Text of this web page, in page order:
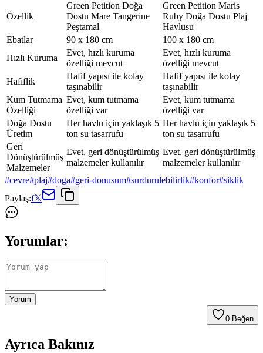
Özellik
Green Petition Doğa
Dostu Mare Tangerine
Peştamal
Green Petition Maris
Ruby Doğa Dostu Plaj
Havlusu
Ebatlar
90 x 180 cm
100 x 180 cm
Hızlı Kuruma
Evet, hızlı kuruma
özelliği mevcut
Evet, hızlı kuruma
özelliği mevcut
Hafiflik
Hafif yapısı ile kolay
taşınabilir
Hafif yapısı ile kolay
taşınabilir
Kum Tutmama
Özelliği
Evet, kum tutmama
özelliği var
Evet, kum tutmama
özelliği var
Doğa Dostu
Üretim
Her havlu için yaklaşık 5
ton su tasarrufu
Her havlu için yaklaşık 5
ton su tasarrufu
Geri
Dönüştürülmüş
Malzemeler
Evet, geri dönüştürülmüş
malzemeler kullanılır
Evet, geri dönüştürülmüş
malzemeler kullanılır
#cevre#plaj#doga#geri-donusum#surdurulebilirlik#konfor#siklik
Paylaş:f𝕏
Yorumlar:
Yorum
0 Beğen
Ayrıca Bakınız